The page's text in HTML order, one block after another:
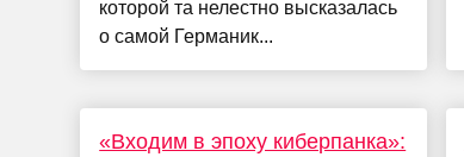
которой та нелестно высказалась
о самой Германик...
«Входим в эпоху киберпанка»: